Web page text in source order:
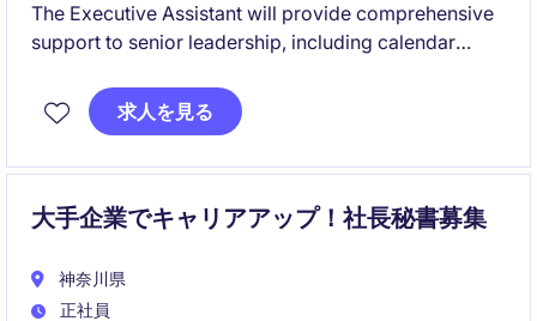
The Executive Assistant will provide comprehensive
support to senior leadership, including calendar
arrangements, and communication with both internal
and external stakeholders. This position is ideal for
role.
求人を見る
大手企業でキャリアアップ！社長秘書募集
神奈川県
正社員